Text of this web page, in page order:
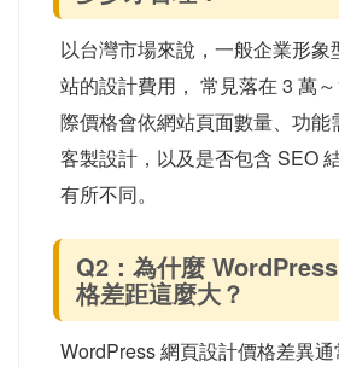
以台灣市場來說，一般企業形象
站的設計費用， 常見落在 3 萬
際價格會依網站頁面數量、功能
客製設計，以及是否包含 SEO
有所不同。
Q2：為什麼
格差距這麼大？
WordPress 網頁設計價格差異